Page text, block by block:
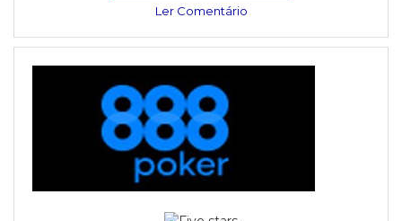
Ler Comentário